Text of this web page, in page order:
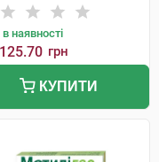
наявності
125.70 грн
КУПИТИ